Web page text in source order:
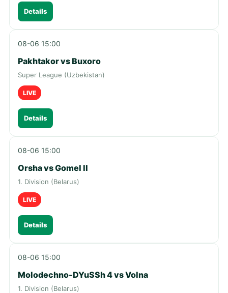
Details
08-06 15:00
Pakhtakor vs Buxoro
Super League (Uzbekistan)
LIVE
Details
08-06 15:00
Orsha vs Gomel II
1. Division (Belarus)
LIVE
Details
08-06 15:00
Molodechno-DYuSSh 4 vs Volna
1. Division (Belarus)